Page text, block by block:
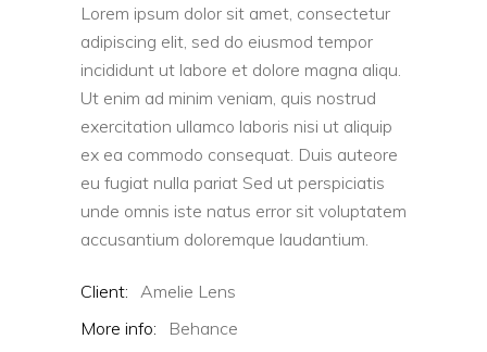
Lorem ipsum dolor sit amet, consectetur
adipiscing elit, sed do eiusmod tempor
incididunt ut labore et dolore magna aliqu.
Ut enim ad minim veniam, quis nostrud
exercitation ullamco laboris nisi ut aliquip
ex ea commodo consequat. Duis auteore
eu fugiat nulla pariat Sed ut perspiciatis
unde omnis iste natus error sit voluptatem
accusantium doloremque laudantium.
Client:
Amelie Lens
More info:
Behance